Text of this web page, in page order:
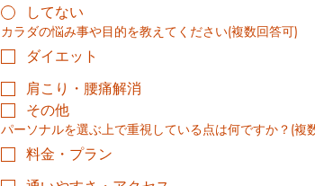
してない
カラダの悩み事や目的を教えてください(複数回答可)
ダイエット
肩こり・腰痛解消
その他
パーソナルを選ぶ上で重視している点は何ですか？(複
料金・プラン